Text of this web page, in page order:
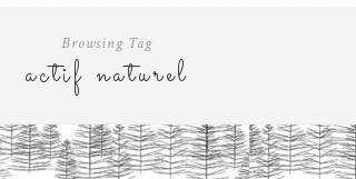
Browsing Tag
actif naturel